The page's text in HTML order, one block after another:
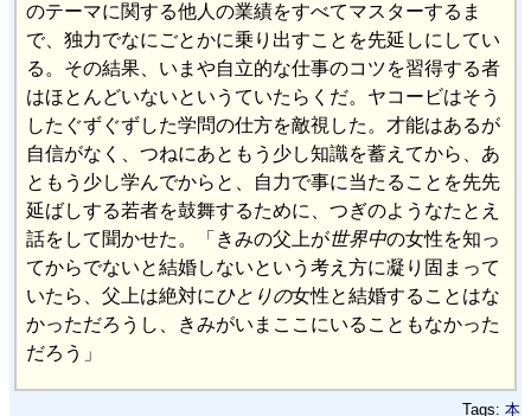
のテーマに関する他人の業績をすべてマスターするま
で、独力でなにごとかに乗り出すことを先延しにしてい
る。その結果、いまや自立的な仕事のコツを習得する者
はほとんどいないというていたらくだ。ヤコービはそう
したぐずぐずした学問の仕方を敵視した。才能はあるが
自信がなく、つねにあともう少し知識を蓄えてから、あ
ともう少し学んでからと、自力で事に当たることを先先
延ばしする若者を鼓舞するために、つぎのようなたとえ
話をして聞かせた。「きみの父上が世界中の女性を知っ
てからでないと結婚しないという考え方に凝り固まって
いたら、父上は絶対にひとりの女性と結婚することはな
かっただろうし、きみがいまここにいることもなかった
だろう」
Tags: 本